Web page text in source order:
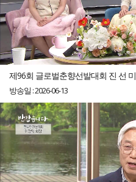
제96회 글로벌춘향선발대회 진 선 미
방송일 : 2026-06-13